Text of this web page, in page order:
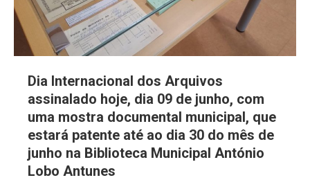
Dia Internacional dos Arquivos
assinalado hoje, dia 09 de junho, com
uma mostra documental municipal, que
estará patente até ao dia 30 do mês de
junho na Biblioteca Municipal António
Lobo Antunes